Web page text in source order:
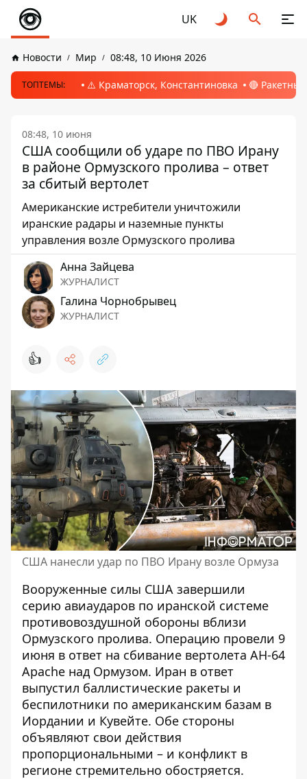
UK
Новости Мир 08:48, 10 Июня 2026
ТОПТЕМЫ: ⚠️ Краматорск, Константиновка 🔴
08:48, 10 июня
США сообщили об ударе по ПВО Ирану
в районе Ормузского пролива – ответ
за сбитый вертолет
Американские истребители уничтожили
иранские радары и наземные пункты
управления возле Ормузского пролива
Анна Зайцева
ЖУРНАЛИСТ
Галина Чорнобрывец
ЖУРНАЛИСТ
👍
США нанесли удар по ПВО Ирану возле Ормуза
Вооруженные силы США завершили
серию авиаударов по иранской системе
противовоздушной обороны вблизи
Ормузского пролива. Операцию провели 9
июня в ответ на сбивание вертолета AH-64
Apache над Ормузом. Иран в ответ
выпустил баллистические ракеты и
беспилотники по американским базам в
Иордании и Кувейте. Обе стороны
объявляют свои действия
пропорциональными – и конфликт в
регионе стремительно обостряется.